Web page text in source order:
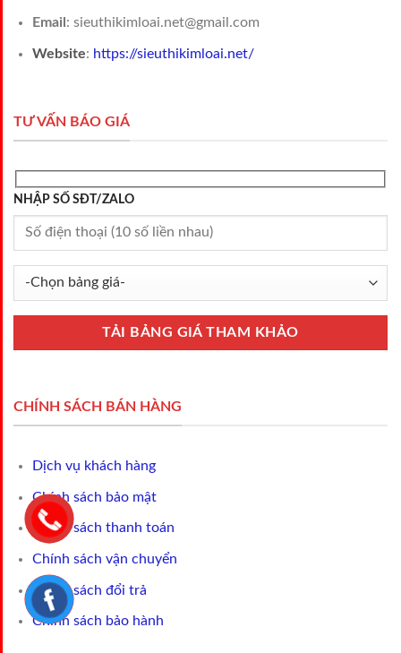
Email : sieuthikimloai.net@gmail.com
Website: https://sieuthikimloai.net/
TƯ VẤN BÁO GIÁ
NHẬP SỐ SĐT/ZALO
CHÍNH SÁCH BÁN HÀNG
Dịch vụ khách hàng
Chính sách bảo mật
Chính sách thanh toán
Chính sách vận chuyển
Chính sách đổi trả
Chính sách bảo hành